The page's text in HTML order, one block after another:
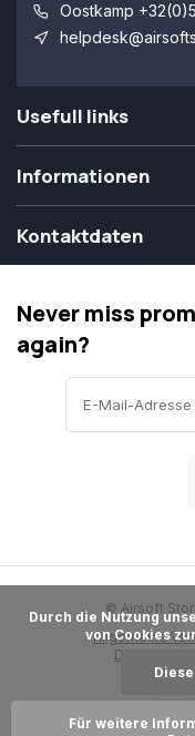
Oostkamp
Usefull links
Informationen
Kontaktdaten
Never miss
again?
Allgemeine
© Airsoft
von Cookies
Für weitere